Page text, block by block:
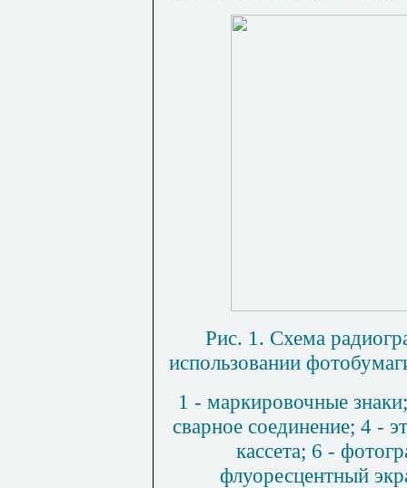
Рис. 1. Схема
использовании
1 - маркировочные
сварное соединение; 4 -
кассета; 6 -
флуоресцентный